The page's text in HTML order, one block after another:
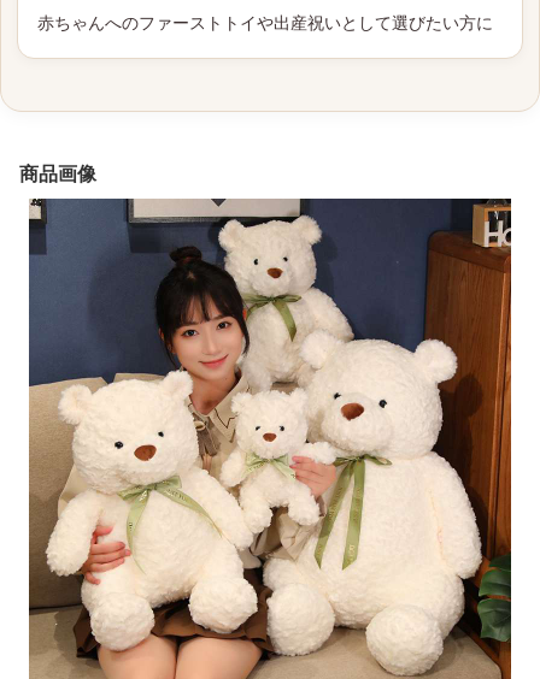
赤ちゃんへのファーストトイや出産祝いとして選びたい方に
商品画像